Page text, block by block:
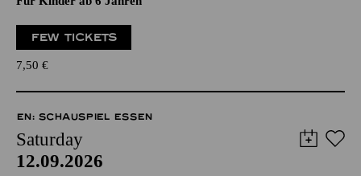
FEW TICKETS
7,50 €
EN: SCHAUSPIEL ESSEN
Saturday
12.09.2026